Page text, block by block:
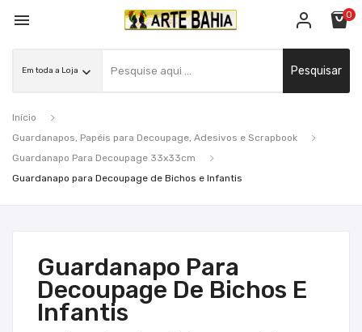
 0
Pesquisar
Início
Guardanapos, Papéis para Decoupage, Adesivos e Scrapbook
Guardanapo Para Decoupage 33x33cm
Guardanapo para Decoupage de Bichos e Infantis
Guardanapo Para
Decoupage De Bichos E
Infantis